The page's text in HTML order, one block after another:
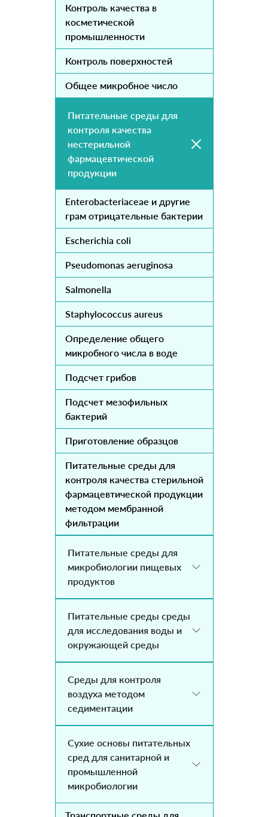
Контроль качества в
косметической
промышленности
Контроль поверхностей
Общее микробное число
Питательные среды для
контроля качества
нестерильной
фармацевтической
продукции
Enterobacteriaceae и другие
грам отрицательные бактерии
Escherichia coli
Pseudomonas aeruginosa
Salmonella
Staphylococcus aureus
Определение общего
микробного числа в воде
Подсчет грибов
Подсчет мезофильных
бактерий
Приготовление образцов
Питательные среды для
контроля качества стерильной
фармацевтической продукции
методом мембранной
фильтрации
Питательные среды для
микробиологии пищевых
продуктов
Питательные среды среды
для исследования воды и
окружающей среды
Среды для контроля
воздуха методом
седиментации
Сухие основы питательных
сред для санитарной и
промышленной
микробиологии